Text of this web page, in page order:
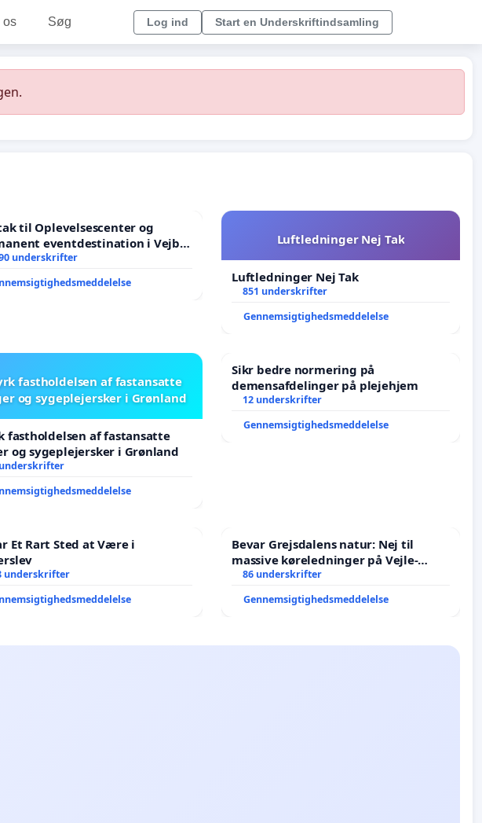
os Søg Log ind Start en Underskriftindsamling
til Oplevelsescenter og
eventdestination i Vejby
tak til et levende lokalområde i
underskrifter
Luftledninger Nej Tak
Luftledninger Nej Tak
851 underskrifter
Gennemsigtighedsmeddelelse
fastholdelsen af fastansatte
og sygeplejersker i Grønland
fastholdelsen af fastansatte
og sygeplejersker i Grønland
Sikr bedre normering på
demensafdelinger på plejehjem
12 underskrifter
Gennemsigtighedsmeddelelse
Et Rart Sted at Være i
underskrifter
Bevar Grejsdalens natur: Nej til
massive køreledninger på Vejle-
Struer-banen
86 underskrifter
Gennemsigtighedsmeddelelse